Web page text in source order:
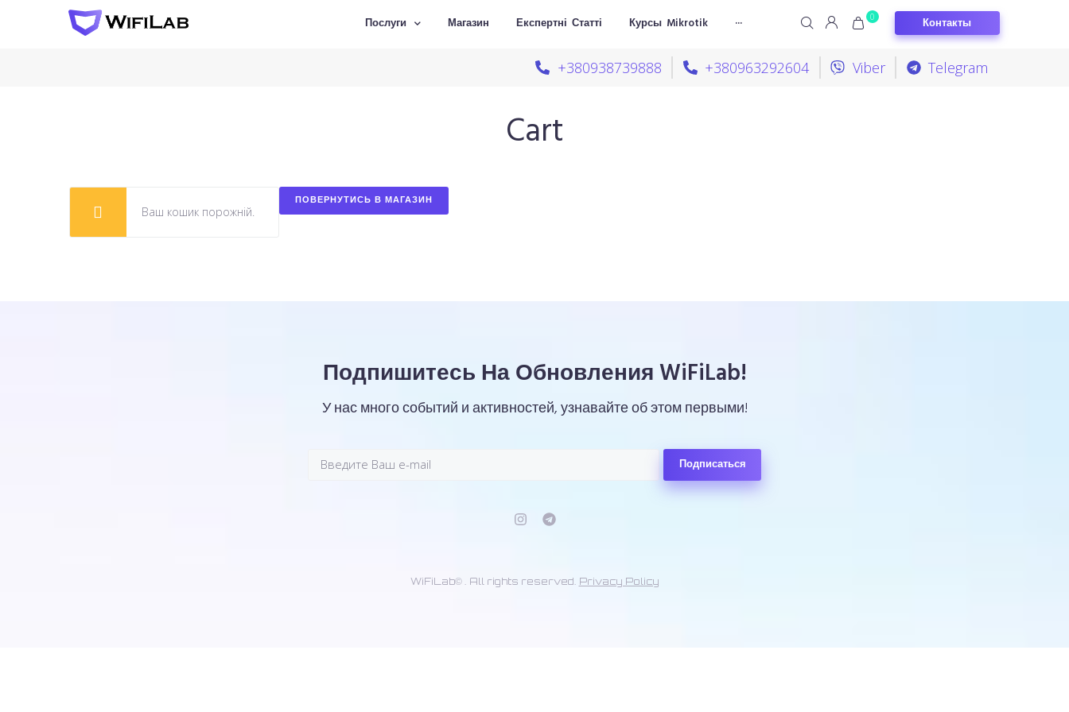
Послуги Магазин Експертні Статті Курсы Mikrotik ··· 0 Контакты
+380938739888 +380963292604 Viber Telegram
Cart
Ваш кошик порожній.
ПОВЕРНУТИСЬ В МАГАЗИН
Подпишитесь На Обновления WiFiLab!
У нас много событий и активностей, узнавайте об этом первыми!
Подписаться
WiFiLab© . All rights reserved. Privacy Policy